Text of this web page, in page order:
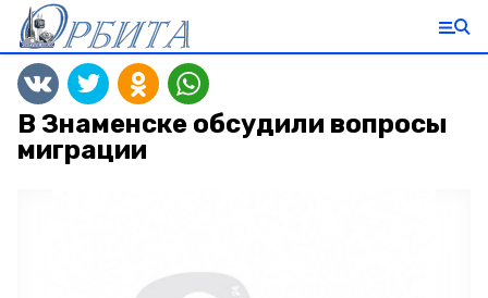
В Знаменске обсудили вопросы
миграции